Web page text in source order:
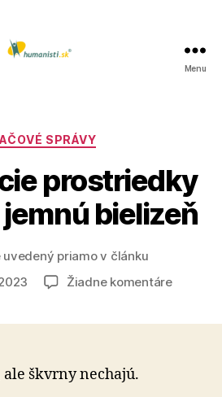
Menu
Kategórie
SPRÁVY
prostriedky
jemnú bielizeň
uvedený priamo v článku
Žiadne komentárena
škvrny nechajú.